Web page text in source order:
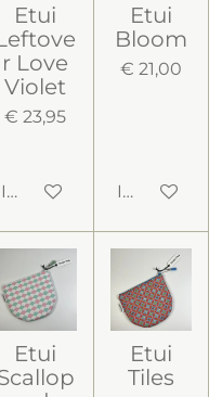
Etui
r Love
Violet
€ 23,95
In winkelwagen
Etui
Bloom
€ 21,00
In
Etui
Etui
Tiles